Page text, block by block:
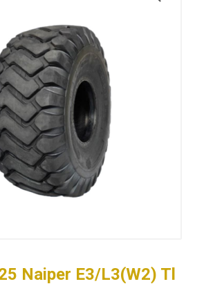
Naiper E3/L3(W2) Tl